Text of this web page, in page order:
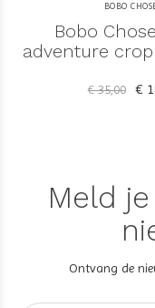
BOBO
Bobo
adventure
€ 35,00 €
Meld
Ontvang de